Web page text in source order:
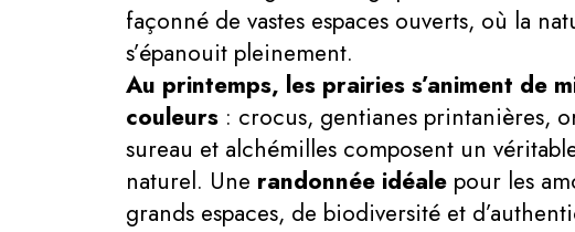
façonné de vastes espaces ouverts, où la
s’épanouit pleinement.
Au printemps, les prairies s’animent de
couleurs : crocus, gentianes printanières,
sureau et alchémilles composent un
naturel. Une randonnée idéale pour les
grands espaces, de biodiversité et